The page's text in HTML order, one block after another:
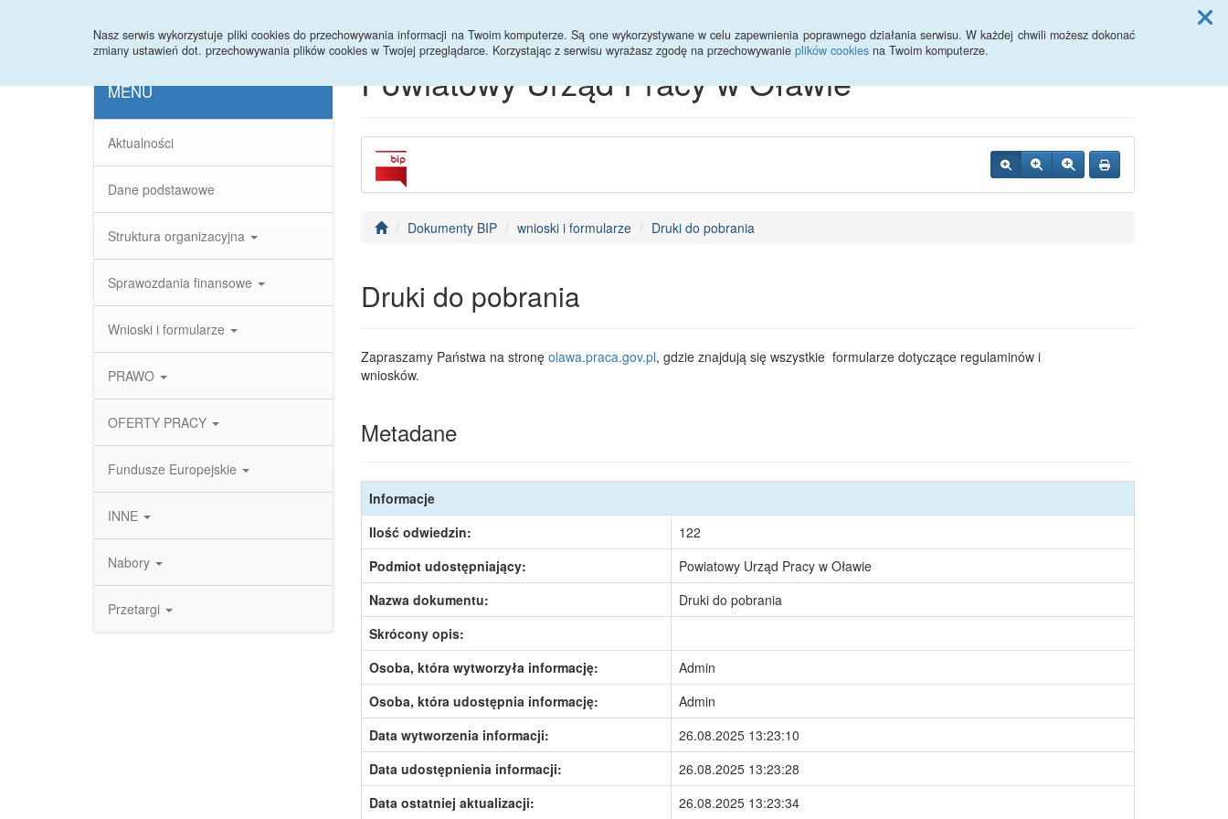
Nasz serwis wykorzystuje pliki cookies do przechowywania informacji na Twoim komputerze. Są one wykorzystywane w celu zapewnienia poprawnego działania serwisu. W każdej chwili możesz dokonać
zmiany ustawień dot. przechowywania plików cookies w Twojej przeglądarce. Korzystając z serwisu wyrażasz zgodę na przechowywanie plików cookies na Twoim komputerze.
MENU
Aktualności
Dane podstawowe
Struktura organizacyjna
Sprawozdania finansowe
Wnioski i formularze
PRAWO
OFERTY PRACY
Fundusze Europejskie
INNE
Nabory
Przetargi
Powiatowy Urząd Pracy w Oławie
Dokumenty BIP wnioski i formularze Druki do pobrania
Druki do pobrania
Zapraszamy Państwa na stronę olawa.praca.gov.pl, gdzie znajdują się wszystkie formularze dotyczące regulaminów i
wniosków.
Metadane
Informacje
Ilość odwiedzin:
122
Podmiot udostępniający:
Powiatowy Urząd Pracy w Oławie
Nazwa dokumentu:
Druki do pobrania
Skrócony opis:
Osoba, która wytworzyła informację:
Admin
Osoba, która udostępnia informację:
Admin
Data wytworzenia informacji:
26.08.2025 13:23:10
Data udostępnienia informacji:
26.08.2025 13:23:28
Data ostatniej aktualizacji:
26.08.2025 13:23:34